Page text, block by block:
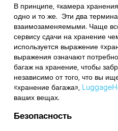
В принципе, «камера
одно и то же. Эти два
взаимозаменяемыми. Чаще
сервису сдачи на хранение
используется выражение
выражения означают
багаж на хранение, чтобы
независимо от того, что вы
«хранение багажа»,
ваших вещах.
Безопасность